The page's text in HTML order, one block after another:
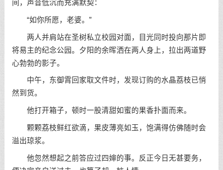
间，声音低沉而充满默契：
“如你所愿，老婆。”
两人并肩站在圣树私立校园对面，目光同时投向那片即
将易主的纪念公园。夕阳的余晖洒在两人身上，拉出两道野
心勃勃的影子。
中午，东御霄回家取文件时，发现订购的水晶荔枝已悄
然到货。
他打开箱子，顿时一股清甜如蜜的果香扑面而来。
颗颗荔枝鲜红欲滴，果皮薄亮如玉，饱满得仿佛随时会
溢出琼浆。
他忽然想起之前答应过四婶的事。反正今日无甚要务，